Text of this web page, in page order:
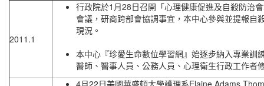
2011.1
行政院於1月28日召開「心理健康促進及自殺防治
會議，研商跨部會協調事宜，本中心參與並提報自
現況。
本中心『珍愛生命數位學習網』始逐步納入專業訓
醫師、醫事人員、公務人員、心理衛生行政工作者
4月22日美國華盛頓大學護理系Elaine Adams